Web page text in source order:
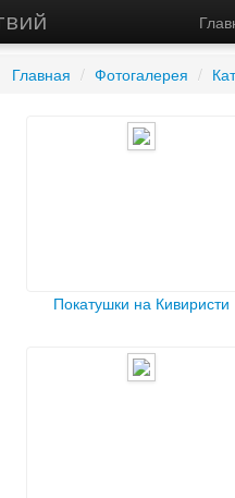
Главная / Фотогалерея /
Покатушки на Кивиристи